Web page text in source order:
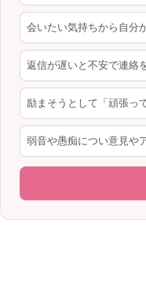
会いたい気持ちから自分
返信が遅いと不安で連絡
励まそうとして「頑張っ
弱音や愚痴につい意見や